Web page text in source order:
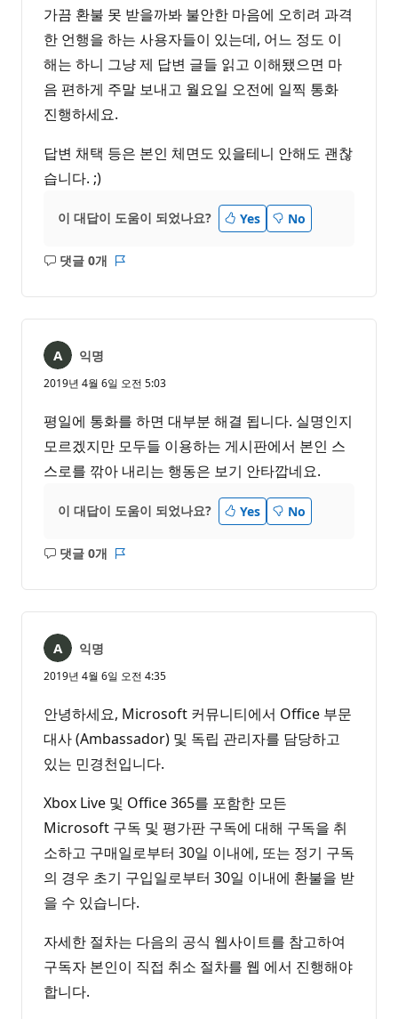
가끔 환불 못 받을까봐 불안한 마음에 오히려 과격
한 언행을 하는 사용자들이 있는데, 어느 정도 이
해는 하니 그냥 제 답변 글들 읽고 이해됐으면 마
음 편하게 주말 보내고 월요일 오전에 일찍 통화
진행하세요.
답변 채택 등은 본인 체면도 있을테니 안해도 괜찮
습니다. ;)
이 대답이 도움이 되었나요? Yes No
댓글 0개
설
음
익명
2019년 4월 6일 오전 5:03
평일에 통화를 하면 대부분 해결 됩니다. 실명인지
모르겠지만 모두들 이용하는 게시판에서 본인 스
스로를 깎아 내리는 행동은 보기 안타깝네요.
이 대답이 도움이 되었나요? Yes No
댓글 0개
설
음
익명
2019년 4월 6일 오전 4:35
안녕하세요, Microsoft 커뮤니티에서 Office 부문
대사 (Ambassador) 및 독립 관리자를 담당하고
있는 민경천입니다.
Xbox Live 및 Office 365를 포함한 모든
Microsoft 구독 및 평가판 구독에 대해 구독을 취
소하고 구매일로부터 30일 이내에, 또는 정기 구독
의 경우 초기 구입일로부터 30일 이내에 환불을 받
을 수 있습니다.
자세한 절차는 다음의 공식 웹사이트를 참고하여
구독자 본인이 직접 취소 절차를 웹 에서 진행해야
합니다.